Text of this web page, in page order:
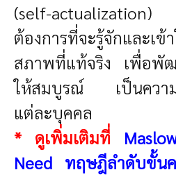
(self-
ต้องการที่จะรู้จักและเข้
สภาพที่แท้จริง เพื่อพัฒ
ให้สมบูรณ์ เป็นความ
แต่ละบุคคล
* ดูเพิ่มเติมที่
Need ทฤษฎีลำดับขั้น